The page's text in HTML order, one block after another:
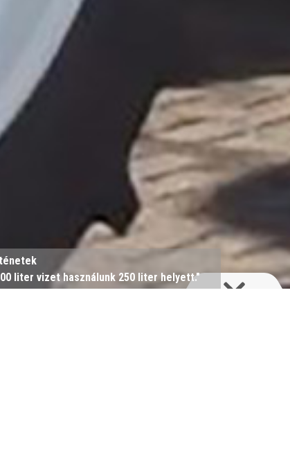
liter vizet használunk 250 liter helyett."